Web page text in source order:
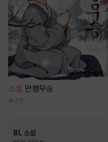
소설 만행무승
3만
BL 소설